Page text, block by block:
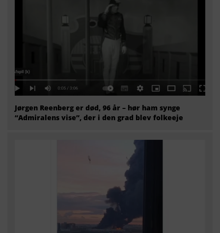
Jørgen Reenberg er død, 96 år – hør ham synge
“Admiralens vise”, der i den grad blev folkeeje